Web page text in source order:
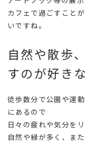
カフェで過ごすこと
いですね。
自然や散歩
すのが好き
徒歩数分で公園や運
にあるので
日々の疲れや気分を
自然や緑が多く、ま